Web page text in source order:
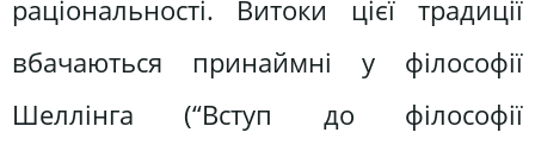
раціональності. Витоки цієї традиції
вбачаються принаймні у філософії
Шеллінга (“Вступ до філософії